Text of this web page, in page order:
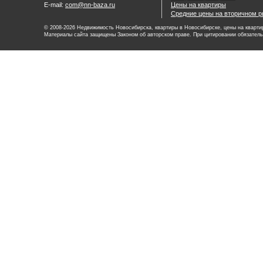
E-mail: com@nn-baza.ru
Цены на квартиры
Средние цены на вторичном
© 2008-2026 Недвижимость Новосибирска, квартиры в Новосибирске, цены на
Материалы сайта защищены Законом об авторском праве. При цитировании